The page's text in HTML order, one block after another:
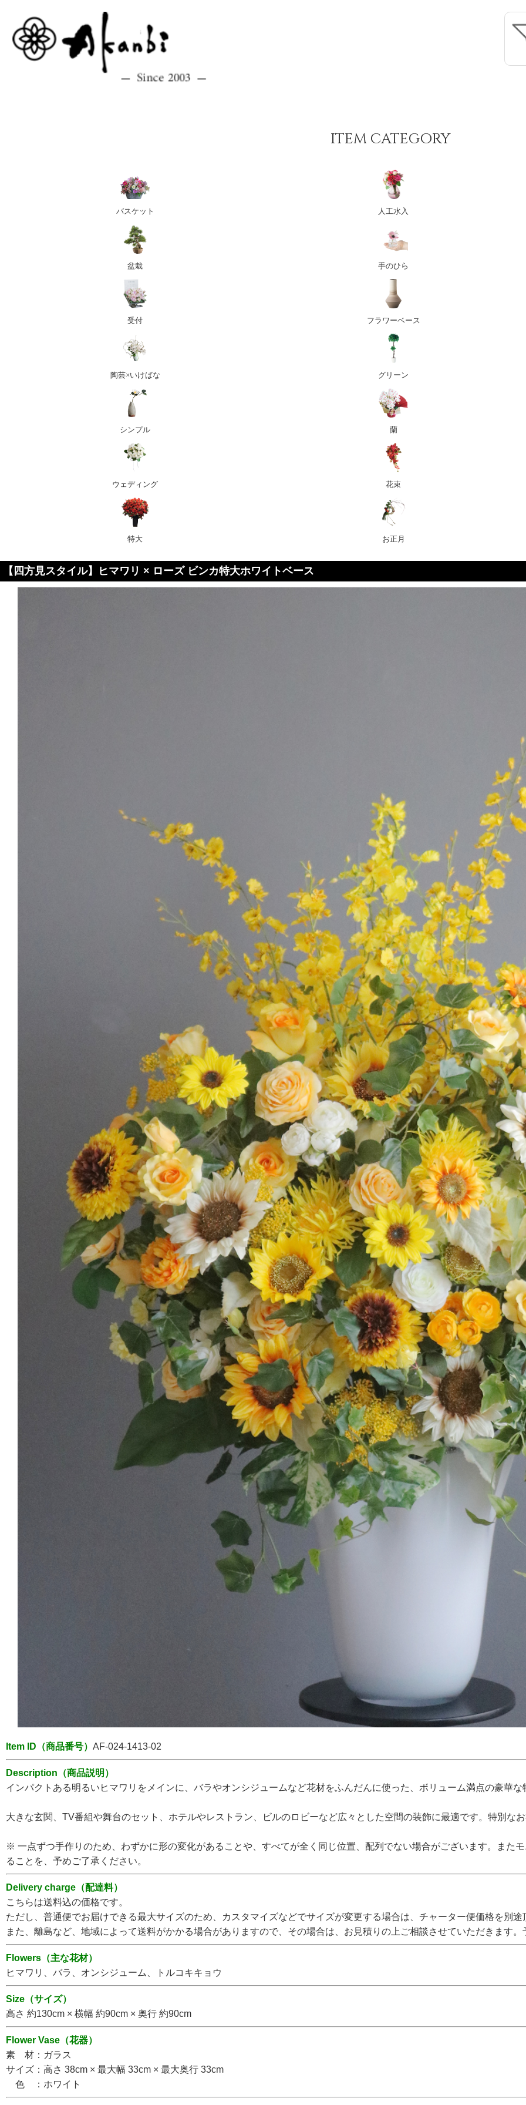
ITEM CATEGORY
バスケット 人工水入
盆栽 手のひら
受付 フラワーベース
陶芸×いけばな グリーン
シンプル 蘭
ウェディング 花束
特大 お正月
【四方見スタイル】ヒマワリ × ローズ ビンカ特大ホワイトベース
Item ID（商品番号） AF-024-1413-02
Description（商品説明）
インパクトある明るいヒマワリをメインに、バラやオンシジュームなど花材をふんだんに使った、ボリューム満点の豪華な
大きな玄関、TV番組や舞台のセット、ホテルやレストラン、ビルのロビーなど広々とした空間の装飾に最適です。特別な
※ 一点ずつ手作りのため、わずかに形の変化があることや、すべてが全く同じ位置、配列でない場合がございます。また
ることを、予めご了承ください。
Delivery charge（配達料）
こちらは送料込の価格です。
ただし、普通便でお届けできる最大サイズのため、カスタマイズなどでサイズが変更する場合は、チャーター便価格を別途
また、離島など、地域によって送料がかかる場合がありますので、その場合は、お見積りの上ご相談させていただきます
Flowers（主な花材）
ヒマワリ、バラ、オンシジューム、トルコキキョウ
Size（サイズ）
高さ 約130cm × 横幅 約90cm × 奥行 約90cm
Flower Vase（花器）
素 材：ガラス
サイズ：高さ 38cm × 最大幅 33cm × 最大奥行 33cm
色 ：ホワイト